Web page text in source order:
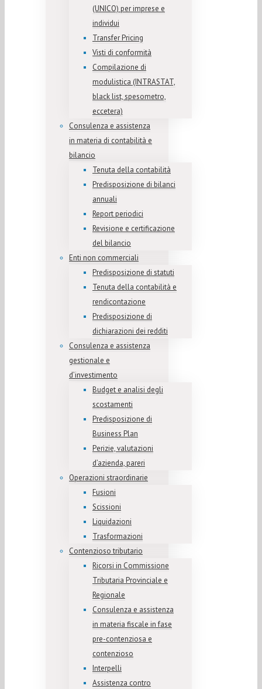
(UNICO) per imprese e
individui
Transfer Pricing
Visti di conformità
Compilazione di
modulistica (INTRASTAT,
black list, spesometro,
eccetera)
Consulenza e assistenza
in materia di contabilità e
bilancio
Tenuta della contabilità
Predisposizione di bilanci
annuali
Report periodici
Revisione e certificazione
del bilancio
Enti non commerciali
Predisposizione di statuti
Tenuta della contabilità e
rendicontazione
Predisposizione di
dichiarazioni dei redditi
Consulenza e assistenza
gestionale e
d’investimento
Budget e analisi degli
scostamenti
Predisposizione di
Business Plan
Perizie, valutazioni
d’azienda, pareri
Operazioni straordinarie
Fusioni
Scissioni
Liquidazioni
Trasformazioni
Contenzioso tributario
Ricorsi in Commissione
Tributaria Provinciale e
Regionale
Consulenza e assistenza
in materia fiscale in fase
pre-contenziosa e
contenzioso
Interpelli
Assistenza contro